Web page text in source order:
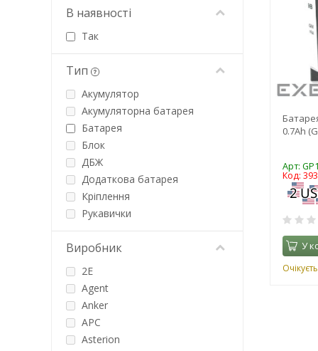
0.7Ah
Арт:
Код:
У
В наявності
Так
Тип
Акумулятор
Акумуляторна батарея
Батарея
Блок
ДБЖ
Додаткова батарея
Кріплення
Рукавички
Виробник
2E
Agent
Anker
APC
Asterion